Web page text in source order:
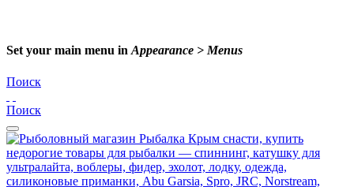
Set your main menu in Appearance > Menus
Поиск
Поиск